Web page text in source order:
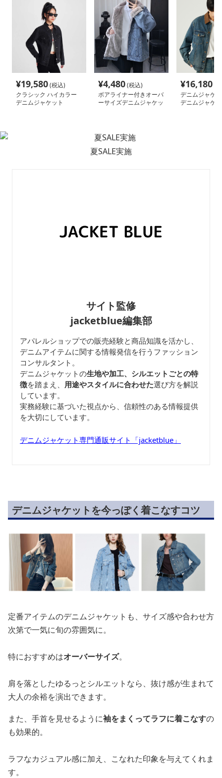
¥19,580(税込)
クラシック ハイカラー
デニムジャケット
¥4,480(税込)
ボアライナー付きオーバ
ーサイズデニムジャケッ
¥16,180
デニムジャケ
デニムジャケ
夏SALE実施
サイト監修
jacketblue編集部
アパレルショップでの販売経験と商品知識を活かし、
デニムアイテムに関する情報発信を行うファッション
コンサルタント。
デニムジャケットの生地や加工、シルエットごとの特
徴を踏まえ、 用途やスタイルに合わせた選び方を解説
しています。
実務経験に基づいた視点から、信頼性のある情報提供
を大切にしています。
デニムジャケット専門通販サイト「jacketblue」
デニムジャケットを今っぽく着こなすコツ
定番アイテムのデニムジャケットも、サイズ感や合わせ方
次第で一気に旬の雰囲気に。
特におすすめはオーバーサイズ。
肩を落としたゆるっとシルエットなら、抜け感が生まれて
大人の余裕を演出できます。
また、手首を見せるように袖をまくってラフに着こなすの
も効果的。
ラフなカジュアル感に加え、こなれた印象を与えてくれま
す。